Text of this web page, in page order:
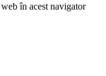
în acest navigator